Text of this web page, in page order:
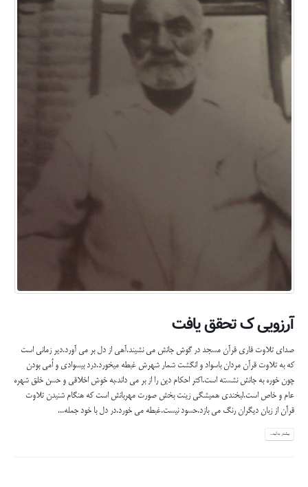
آرزویی ک تحقق یافت
صدای تلاوت قاری قرآن مسجد در گوش جانش می نشیند.آهی از دل بر می آورد.دیر زمانی است
که به تلاوت قرآن مردان باسواد و انگشت شمار شهرش غبطه میخورد.درد بیسوادی و اُمی بودن
چون خوره به جانش نشسته است.اکثر احکام دین را از بر می داند.به خوش اخلاقی و حسن خلق شهره
عام و خاص است.لبخندی همیشگی زینت بخش صورت مهربانش است که هنگام شنیدن تلاوت
قرآن از زبان دیگران رنگ می بازد.حسود نیست.غبطه می خورد.در دل با خود جمله...
بیشتر بدانید...